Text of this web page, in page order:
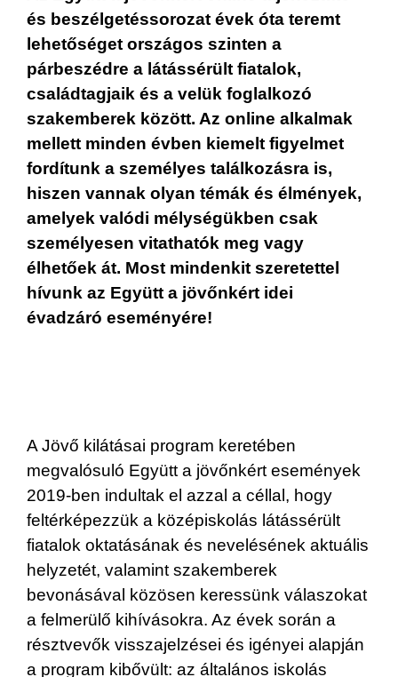
és beszélgetéssorozat évek óta teremt
lehetőséget országos szinten a
párbeszédre a látássérült fiatalok,
családtagjaik és a velük foglalkozó
szakemberek között. Az online alkalmak
mellett minden évben kiemelt figyelmet
fordítunk a személyes találkozásra is,
hiszen vannak olyan témák és élmények,
amelyek valódi mélységükben csak
személyesen vitathatók meg vagy
élhetőek át. Most mindenkit szeretettel
hívunk az Együtt a jövőnkért idei
évadzáró eseményére!
A Jövő kilátásai program keretében
megvalósuló Együtt a jövőnkért események
2019-ben indultak el azzal a céllal, hogy
feltérképezzük a középiskolás látássérült
fiatalok oktatásának és nevelésének aktuális
helyzetét, valamint szakemberek
bevonásával közösen keressünk válaszokat
a felmerülő kihívásokra. Az évek során a
résztvevők visszajelzései és igényei alapján
a program kibővült: az általános iskolás